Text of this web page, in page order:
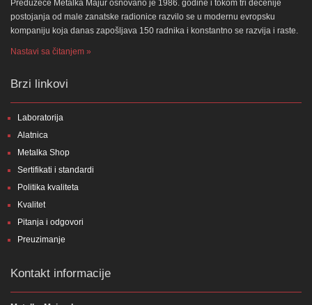
Preduzeće Metalka Majur osnovano je 1986. godine i tokom tri decenije
postojanja od male zanatske radionice razvilo se u modernu evropsku
kompaniju koja danas zapošljava 150 radnika i konstantno se razvija i raste.
Nastavi sa čitanjem »
Brzi linkovi
Laboratorija
Alatnica
Metalka Shop
Sertifikati i standardi
Politika kvaliteta
Kvalitet
Pitanja i odgovori
Preuzimanje
Kontakt informacije